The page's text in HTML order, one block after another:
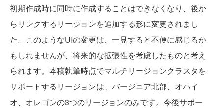
初期作成時に同時に作成することはできなくなり、後か
らリンクするリージョンを追加する形に変更されまし
た。このようなUIの変更は、一見すると不便に感じるか
もしれませんが、将来的な拡張性を考慮したものと考え
られます。本稿執筆時点でマルチリージョンクラスタを
サポートするリージョンは、バージニア北部、オハイ
オ、オレゴンの3つのリージョンのみです。今後サポー